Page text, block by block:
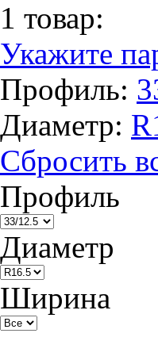
1 товар:
Укажите
Профиль:
Диаметр:
Сбросить
Профиль
Диаметр
Ширина